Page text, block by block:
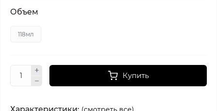
Объем
118мл
Купить